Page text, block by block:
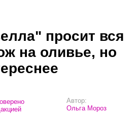
просит вся
на оливье, но
Автор:
Ольга Мороз